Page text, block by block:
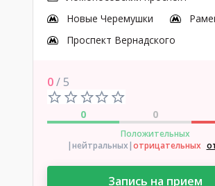
Новые Черемушки
Проспект Вернадского
0/ 5
0 0
Положительных
|нейтральных|отрицательных
Запись на прием